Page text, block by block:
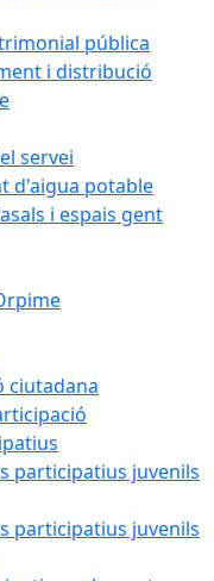
pública
i distribució
servei
d'aigua potable
i espais gent
ciutadana
participatius juvenils
participatius juvenils